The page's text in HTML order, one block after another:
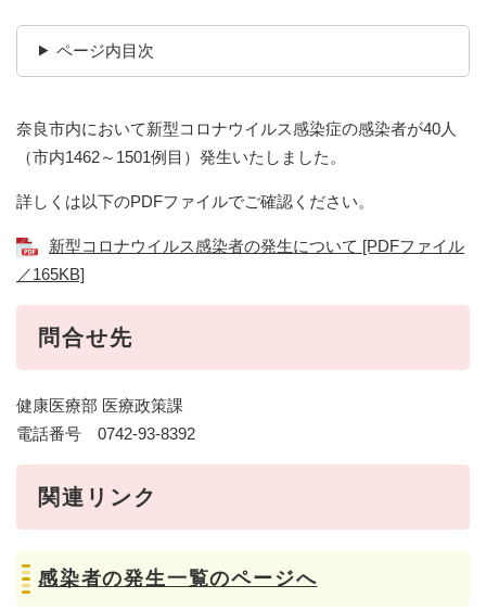
ページ内目次
奈良市内において新型コロナウイルス感染症の感染者が40人
（市内1462～1501例目）発生いたしました。
詳しくは以下のPDFファイルでご確認ください。
新型コロナウイルス感染者の発生について [PDFファイル
／165KB]
問合せ先
健康医療部 医療政策課
電話番号 0742-93-8392
関連リンク
感染者の発生一覧のページへ